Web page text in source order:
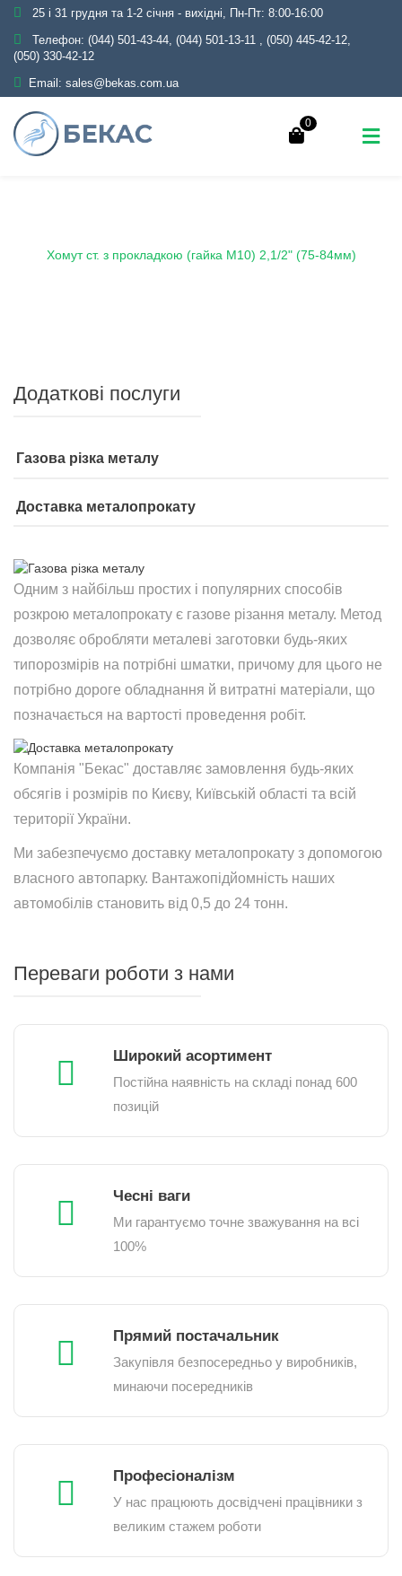
25 і 31 грудня та 1-2 січня - вихідні, Пн-Пт: 8:00-16:00
Телефон: (044) 501-43-44, (044) 501-13-11 , (050) 445-42-12,
(050) 330-42-12
Email: sales@bekas.com.ua
0
Хомут ст. з прокладкою (гайка М10) 2,1/2" (75-84мм)
Додаткові послуги
Газова різка металу
Доставка металопрокату
Одним з найбільш простих і популярних способів
розкрою металопрокату є газове різання металу. Метод
дозволяє обробляти металеві заготовки будь-яких
типорозмірів на потрібні шматки, причому для цього не
потрібно дороге обладнання й витратні матеріали, що
позначається на вартості проведення робіт.
Компанія "Бекас" доставляє замовлення будь-яких
обсягів і розмірів по Києву, Київській області та всій
території України.
Ми забезпечуємо доставку металопрокату з допомогою
власного автопарку. Вантажопідйомність наших
автомобілів становить від 0,5 до 24 тонн.
Переваги роботи з нами
Широкий асортимент
Постійна наявність на складі понад 600
позицій
Чесні ваги
Ми гарантуємо точне зважування на всі
100%
Прямий постачальник
Закупівля безпосередньо у виробників,
минаючи посередників
Професіоналізм
У нас працюють досвідчені працівники з
великим стажем роботи